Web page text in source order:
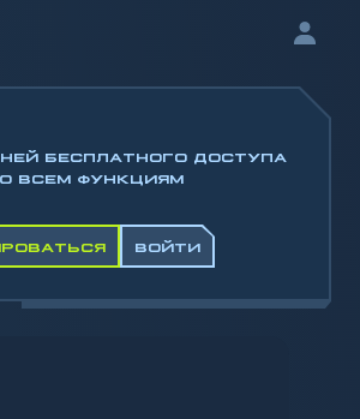
БЕСПЛАТНОГО ДОСТУПА
ВСЕМ ФУНКЦИЯМ
ВОЙТИ